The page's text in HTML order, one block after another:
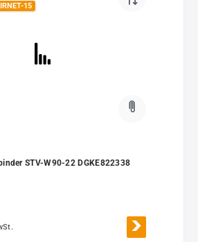
15
STV-W90-22 DGKE822338